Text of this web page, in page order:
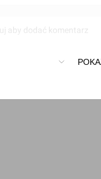
aby dodać komentarz